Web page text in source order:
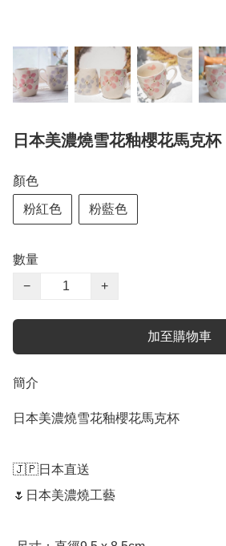
日本美濃燒雪花釉櫻花馬克杯
顏色
粉紅色 粉藍色
數量
−
+
加至購物車
簡介
日本美濃燒雪花釉櫻花馬克杯
🇯🇵日本直送
🌷日本美濃燒工藝